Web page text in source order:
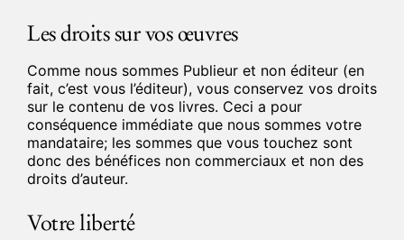
Les droits sur vos œuvres
Comme nous sommes Publieur et non éditeur (en
fait, c’est vous l’éditeur), vous conservez vos droits
sur le contenu de vos livres. Ceci a pour
conséquence immédiate que nous sommes votre
mandataire; les sommes que vous touchez sont
donc des bénéfices non commerciaux et non des
droits d’auteur.
Votre liberté